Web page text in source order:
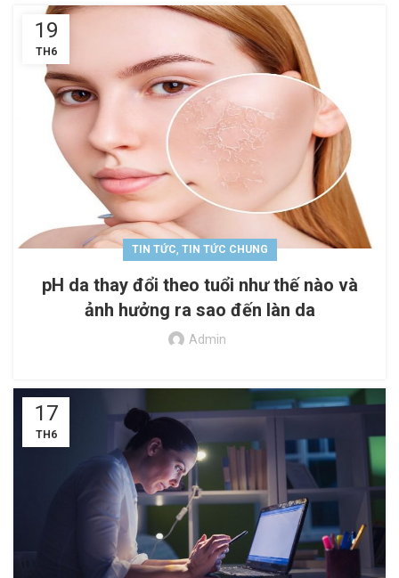
19
TH6
TIN TỨC, TIN TỨC CHUNG
pH da thay đổi theo tuổi như thế nào và
ảnh hưởng ra sao đến làn da
Admin
17
TH6